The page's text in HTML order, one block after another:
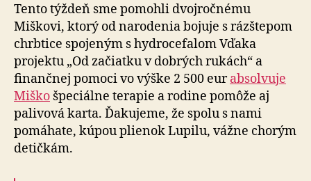
Tento týždeň sme pomohli dvojročnému
Miškovi, ktorý od narodenia bojuje s rázštepom
chrbtice spojeným s hydrocefalom Vďaka
projektu „Od začiatku v dobrých rukách“ a
finančnej pomoci vo výške 2 500 eurabsolvuje
Miško špeciálne terapie a rodine pomôže aj
palivová karta. Ďakujeme, že spolu s nami
pomáhate, kúpou plienok Lupilu, vážne chorým
detičkám.